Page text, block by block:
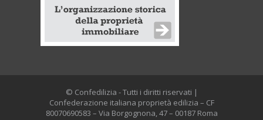
© Confedilizia - Tutti i diritti riservati |
Confederazione italiana proprietà edilizia – CF
80070690583 – Via Borgognona, 47 – 00187 Roma